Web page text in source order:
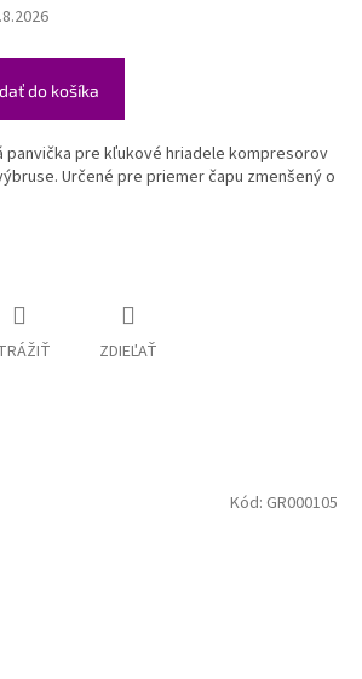
do košíka
panvička pre kľukové hriadele kompresorov
Určené pre priemer čapu zmenšený o
ZDIEĽAŤ
Kód: GR000105